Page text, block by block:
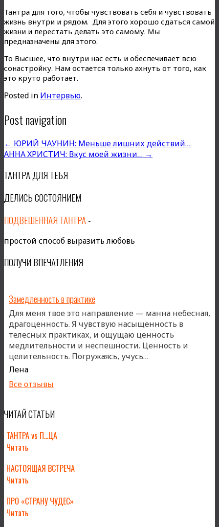
Тантра для того, чтобы чувствовать себя и чувствовать
жизнь внутри и рядом. Для этого хорошо сдаться самой
жизни и перестать делать это самому. Мы
предназначены для этого.
То Высшее, что внутри нас есть и обеспечивает всю
сонастройку. Нам остается только ахнуть от того, как
это круто работает.
Posted in Интервью.
Post navigation
← ЮРИЙ ЧАУНИН: Меньше лишних действий…
АННА ХРИСТИЧ: Вкус моей жизни… →
ТАНТРА ДЛЯ ТЕБЯ
ДЕЛИСЬ СОСТОЯНИЕМ
ПОДВЕШЕННАЯ ТАНТРА-
простой способ выразить любовь
ПОЛУЧИ ВПЕЧАТЛЕНИЯ
Замедленность в практике
Для меня твое это направление — манна небесная,
драгоценность. Я чувствую насыщенность в
телесных практиках, и ощущаю ценность
медлительности и неспешности. Ценность и
целительность. Погружаясь, учусь…
Лена
Все отзывы
ЧИТАЙ СТАТЬИ
ТАНТРА vs П…ЦА
Читать
НАСТОЯЩАЯ ВСТРЕЧА
Читать
ПРО «СТРАНУ ЧУДЕС»
Читать